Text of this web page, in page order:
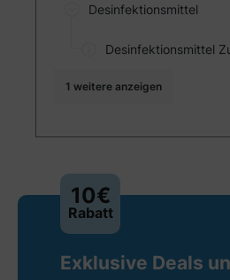
Desinfektionsmittel
Desinfektionsmittel
1 weitere anzeigen
10€
Rabatt
Exklusive Deals